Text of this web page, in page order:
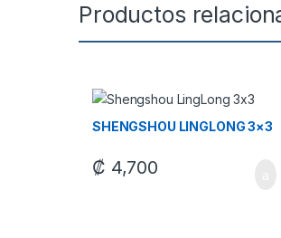
Productos
SHENGSHOU LINGLONG 3×3
₡ 4,700